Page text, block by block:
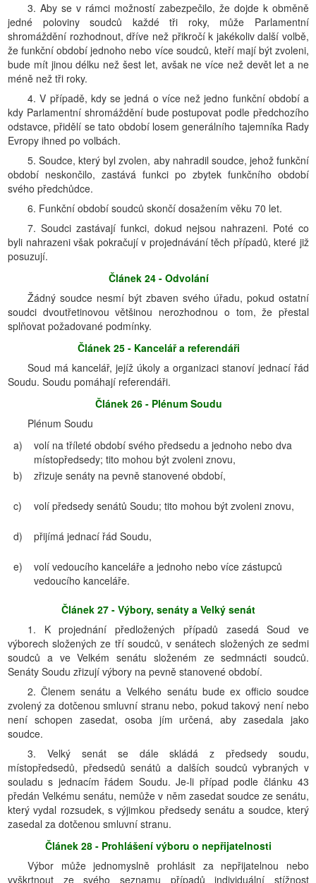
3. Aby se v rámci možností zabezpečilo, že dojde k obměně
jedné poloviny soudců každé tři roky, může Parlamentní
shromáždění rozhodnout, dříve než přikročí k jakékoliv další volbě,
že funkční období jednoho nebo více soudců, kteří mají být zvoleni,
bude mít jinou délku než šest let, avšak ne více než devět let a ne
méně než tři roky.
4. V případě, kdy se jedná o více než jedno funkční období a
kdy Parlamentní shromáždění bude postupovat podle předchozího
odstavce, přidělí se tato období losem generálního tajemníka Rady
Evropy ihned po volbách.
5. Soudce, který byl zvolen, aby nahradil soudce, jehož funkční
období neskončilo, zastává funkci po zbytek funkčního období
svého předchůdce.
6. Funkční období soudců skončí dosažením věku 70 let.
7. Soudci zastávají funkci, dokud nejsou nahrazeni. Poté co
byli nahrazeni však pokračují v projednávání těch případů, které již
posuzují.
Článek 24 - Odvolání
Žádný soudce nesmí být zbaven svého úřadu, pokud ostatní
soudci dvoutřetinovou většinou nerozhodnou o tom, že přestal
splňovat požadované podmínky.
Článek 25 - Kancelář a referendáři
Soud má kancelář, jejíž úkoly a organizaci stanoví jednací řád
Soudu. Soudu pomáhají referendáři.
Článek 26 - Plénum Soudu
Plénum Soudu
a)
volí na tříleté období svého předsedu a jednoho nebo dva
místopředsedy; tito mohou být zvoleni znovu,
b)
zřizuje senáty na pevně stanovené období,
c) volí předsedy senátů Soudu; tito mohou být zvoleni znovu,
d) přijímá jednací řád Soudu,
e)
volí vedoucího kanceláře a jednoho nebo více zástupců
vedoucího kanceláře.
Článek 27 - Výbory, senáty a Velký senát
1. K projednání předložených případů zasedá Soud ve
výborech složených ze tří soudců, v senátech složených ze sedmi
soudců a ve Velkém senátu složeném ze sedmnácti soudců.
Senáty Soudu zřizují výbory na pevně stanovené období.
2. Členem senátu a Velkého senátu bude ex officio soudce
zvolený za dotčenou smluvní stranu nebo, pokud takový není nebo
není schopen zasedat, osoba jím určená, aby zasedala jako
soudce.
3. Velký senát se dále skládá z předsedy soudu,
místopředsedů, předsedů senátů a dalších soudců vybraných v
souladu s jednacím řádem Soudu. Je-li případ podle článku 43
předán Velkému senátu, nemůže v něm zasedat soudce ze senátu,
který vydal rozsudek, s výjimkou předsedy senátu a soudce, který
zasedal za dotčenou smluvní stranu.
Článek 28 - Prohlášení výboru o nepřijatelnosti
Výbor může jednomyslně prohlásit za nepřijatelnou nebo
vyškrtnout ze svého seznamu případů individuální stížnost